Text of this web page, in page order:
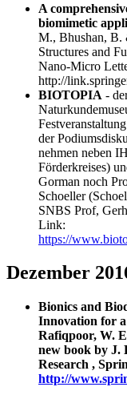
A
biomimetic
M., Bhushan, B.
Structures and
Nano-Micro
http://
BIOTOPIA -
der
nehmen neben
Förderkreises)
Gorman noch
Schoeller
SNBS Prof,
Link:
https://
Dezember
Bionics and
Innovation for
Rafiqpoor, W.
new book by J.
Research ,
http://